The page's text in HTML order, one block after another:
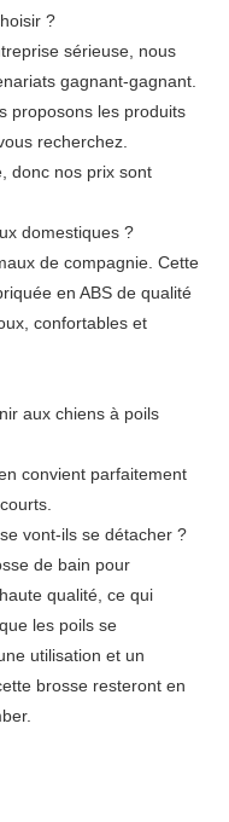
?
sérieuse, nous
gagnant-gagnant.
proposons les produits
recherchez.
donc nos prix sont
domestiques ?
de compagnie. Cette
en ABS de qualité
confortables et
aux chiens à poils
convient parfaitement
vont-ils se détacher ?
de bain pour
qualité, ce qui
les poils se
utilisation et un
brosse resteront en